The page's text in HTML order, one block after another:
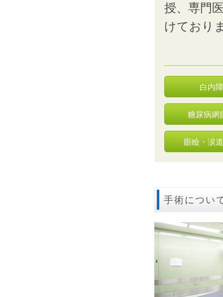
授、専門
けており
白内障
糖尿病網
眼瞼・涙
手術につい